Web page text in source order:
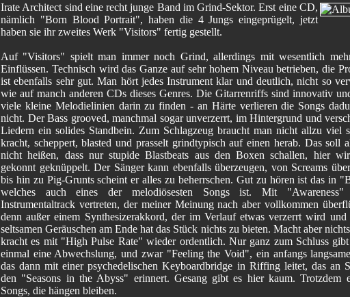
Irate Architect sind eine recht junge Band im Grind-Sektor. Erst eine CD,
nämlich "Born Blood Portrait", haben die 4 Jungs eingeprügelt, jetzt
haben sie ihr zweites Werk "Visitors" fertig gestellt.
Auf "Visitors" spielt man immer noch Grind, allerdings mit wesentlich
Einflüssen. Technisch wird das Ganze auf sehr hohem Niveau betrieben, die
ist ebenfalls sehr gut. Man hört jedes Instrument klar und deutlich, nicht so
wie auf manch anderen CDs dieses Genres. Die Gitarrenriffs sind innovativ
viele kleine Melodielinien darin zu finden - an Härte verlieren die Songs
nicht. Der Bass grooved, manchmal sogar unverzerrt, im Hintergrund und
Liedern ein solides Standbein. Zum Schlagzeug braucht man nicht allzu viel
kracht, scheppert, blasted und prasselt grindtypisch auf einen herab. Das soll
nicht heißen, dass nur stupide Blastbeats aus den Boxen schallen, hier
gekonnt geknüppelt. Der Sänger kann ebenfalls überzeugen, von Screams
bis hin zu Pig-Grunts scheint er alles zu beherrschen. Gut zu hören ist das in
welches auch eines der melodiösesten Songs ist. Mit
Instrumentaltrack vertreten, der meiner Meinung nach aber vollkommen
denn außer einem Synthesizerakkord, der im Verlauf etwas verzerrt wird und
seltsamen Geräuschen am Ende hat das Stück nichts zu bieten. Macht aber
kracht es mit "High Pulse Rate" wieder ordentlich. Nur ganz zum Schluss gibt
einmal eine Abwechslung, und zwar "Feeling the Void", ein anfangs
das dann mit einer psychedelischen Keyboardbridge in Riffing leitet, das an
den "Seasons in the Abyss" erinnert. Gesang gibt es hier kaum. Trotzdem
Songs, die hängen bleiben.